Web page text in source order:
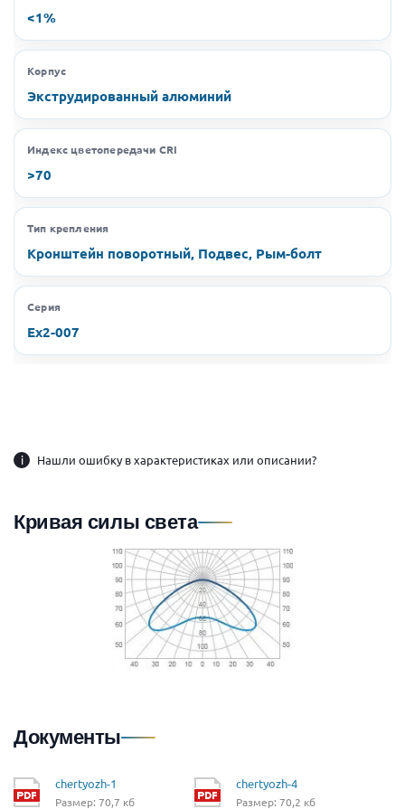
<1%
Корпус
Экструдированный алюминий
Индекс цветопередачи CRI
>70
Тип крепления
Кронштейн поворотный, Подвес, Рым-болт
Серия
Ex2-007
i Нашли ошибку в характеристиках или описании?
Кривая силы света
Документы
chertyozh-1
Размер: 70,7 кб
chertyozh-4
Размер: 70,2 кб